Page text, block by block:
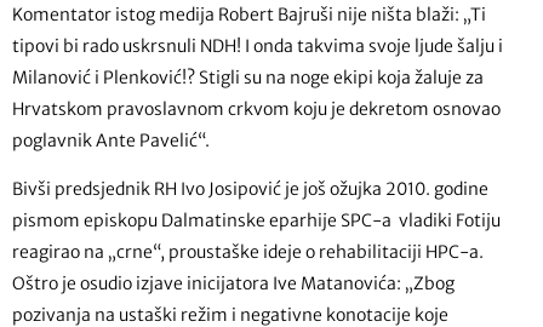
Komentator istog medija Robert Bajruši nije ništa blaži: „Ti
tipovi bi rado uskrsnuli NDH! I onda takvima svoje ljude šalju i
Milanović i Plenković!? Stigli su na noge ekipi koja žaluje za
Hrvatskom pravoslavnom crkvom koju je dekretom osnovao
poglavnik Ante Pavelić“.
Bivši predsjednik RH Ivo Josipović je još ožujka 2010. godine
pismom episkopu Dalmatinske eparhije SPC-a vladiki Fotiju
reagirao na „crne“, proustaške ideje o rehabilitaciji HPC-a.
Oštro je osudio izjave inicijatora Ive Matanovića: „Zbog
pozivanja na ustaški režim i negativne konotacije koje